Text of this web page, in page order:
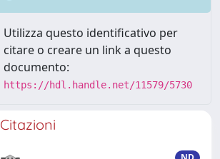
Utilizza questo identificativo per
citare o creare un link a questo
documento:
https://hdl.handle.net/11579/5730
Citazioni